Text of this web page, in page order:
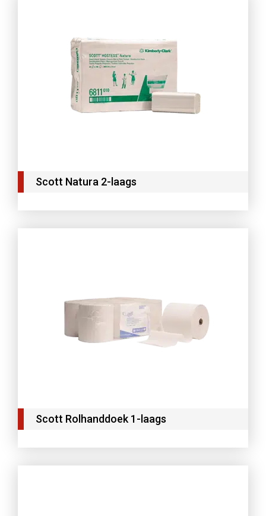
Scott Natura 2-laags
Scott Rolhanddoek 1-laags